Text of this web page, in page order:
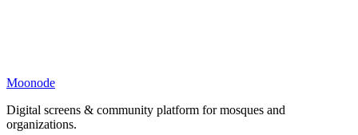
Moonode
Digital screens & community platform for mosques and
organizations.